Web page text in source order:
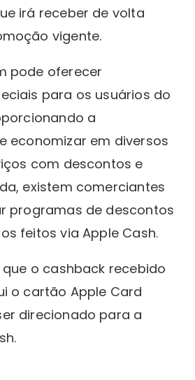
irá receber de volta
vigente.
pode oferecer
para os usuários do
a
economizar em diversos
com descontos e
existem comerciantes
programas de descontos
feitos via Apple Cash.
o cashback recebido
o cartão Apple Card
direcionado para a